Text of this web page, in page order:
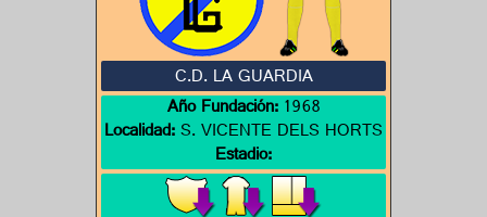
C.D. LA GUARDIA
Año Fundación:1968
Localidad:S. VICENTE DELS HORTS
Estadio: